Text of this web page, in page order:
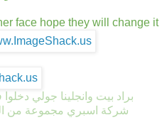
face hope they will change it
براد بيت وانجلينا جولي
شركة اسبري مجموعة من